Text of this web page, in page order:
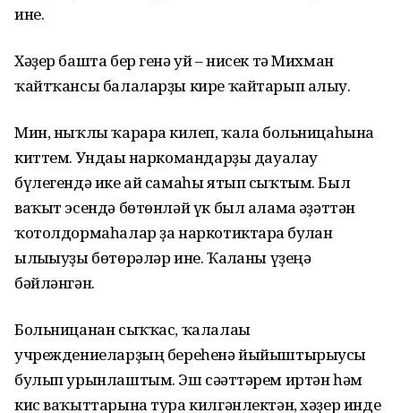
ине.
Хәҙер башта бер генә уй – нисек тә Михман
ҡайтҡансы балаларҙы кире ҡайтарып алыу.
Мин, ныҡлы ҡарарға килеп, ҡала больницаһына
киттем. Ундағы наркомандарҙы дауалау
бүлегендә ике ай самаһы ятып сыҡтым. Был
ваҡыт эсендә бөтөнләй үк был алама ғәҙәттән
ҡотолдормаһалар ҙа наркотиктарға булған
ылығыуҙы бөтөрәләр ине. Ҡалғаны үҙеңә
бәйләнгән.
Больницанан сыҡҡас, ҡалалағы
учреждениеларҙың береһенә йыйыштырыусы
булып урынлаштым. Эш сәғәттәрем иртән һәм
кис ваҡыттарына тура килгәнлектән, хәҙер инде